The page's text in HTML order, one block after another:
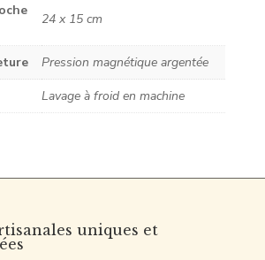
24 x 15 cm
Pression magnétique argentée
Lavage à froid en machine
uniques et